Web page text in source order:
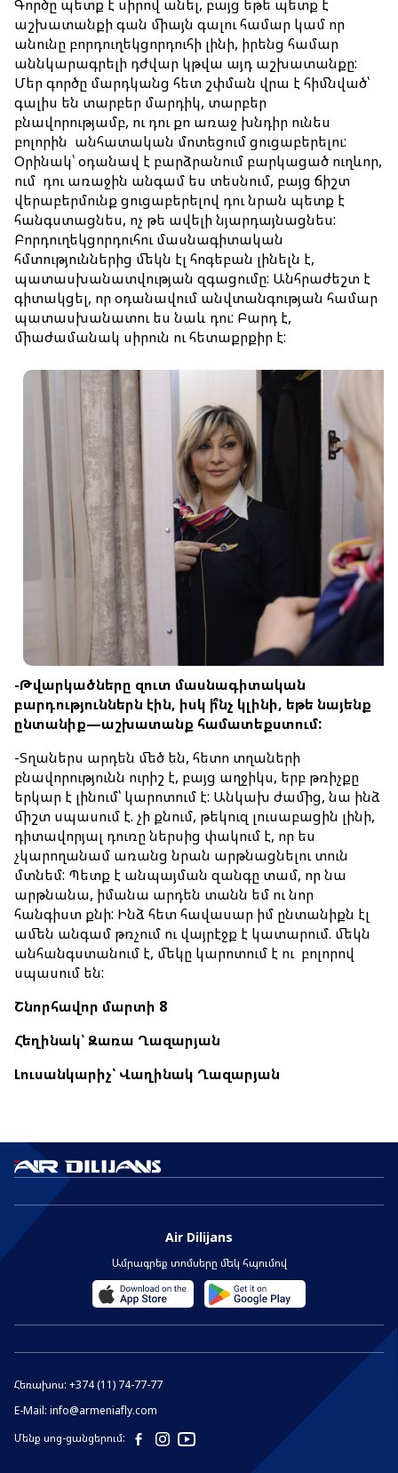
Գործը պետք է սիրով անել, բայց եթե պետք է
աշխատանքի գան միայն գալու համար կամ որ
անունը բորդուղեկցորդուհի լինի, իրենց համար
աննկարագրելի դժվար կթվա այդ աշխատանքը:
Մեր գործը մարդկանց հետ շփման վրա է հիմնված՝
գալիս են տարբեր մարդիկ, տարբեր
բնավորությամբ, ու դու քո առաջ խնդիր ունես
բոլորին անհատական մոտեցում ցուցաբերելու:
Օրինակ՝ օդանավ է բարձրանում բարկացած ուղևոր,
ում դու առաջին անգամ ես տեսնում, բայց ճիշտ
վերաբերմունք ցուցաբերելով դու նրան պետք է
հանգստացնես, ոչ թե ավելի նյարդայնացնես:
Բորդուղեկցորդուհու մասնագիտական
հմտություններից մեկն էլ հոգեբան լինելն է,
պատասխանատվության զգացումը: Անհրաժեշտ է
գիտակցել, որ օդանավում անվտանգության համար
պատասխանատու ես նաև դու: Բարդ է,
միաժամանակ սիրուն ու հետաքրքիր է:
-Թվարկածները զուտ մասնագիտական
բարդություններն էին, իսկ ի՞նչ կլինի, եթե նայենք
ընտանիք—աշխատանք համատեքստում:
-Տղաներս արդեն մեծ են, հետո տղաների
բնավորությունն ուրիշ է, բայց աղջիկս, երբ թռիչքը
երկար է լինում՝ կարոտում է: Անկախ ժամից, նա ինձ
միշտ սպասում է. չի քնում, թեկուզ լուսաբացին լինի,
դիտավորյալ դուռը ներսից փակում է, որ ես
չկարողանամ առանց նրան արթնացնելու տուն
մտնեմ: Պետք է անպայման զանգը տամ, որ նա
արթնանա, իմանա արդեն տանն եմ ու նոր
հանգիստ քնի: Ինձ հետ հավասար իմ ընտանիքն էլ
ամեն անգամ թռչում ու վայրէջք է կատարում. մեկն
անհանգստանում է, մեկը կարոտում է ու բոլորով
սպասում են:
Շնորհավոր մարտի 8
Հեղինակ՝ Զառա Ղազարյան
Լուսանկարիչ՝ Վաղինակ Ղազարյան
Հեռախոս: +374 (11) 74-77-77
E-Mail: info@armeniafly.com
Մենք սոց-ցանցերում:
Air Dilijans
Ամրագրեք տոմսերը մեկ հպումով